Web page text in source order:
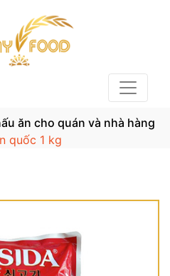
ăn cho quán và nhà hàng
quốc 1 kg